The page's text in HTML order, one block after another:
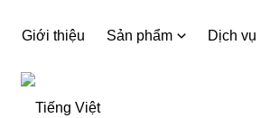
Giới thiệu Sản phẩm Dịch vụ